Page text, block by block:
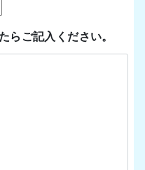
らご記入ください。